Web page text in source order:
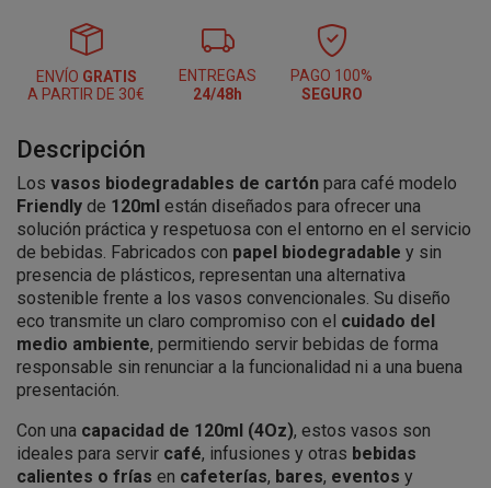
ENVÍO GRATIS
A PARTIR DE 30€
ENTREGAS
24/48h
PAGO 100%
SEGURO
Descripción
Los vasos biodegradables de cartón para café modelo
Friendly de 120ml están diseñados para ofrecer una
solución práctica y respetuosa con el entorno en el servicio
de bebidas. Fabricados con papel biodegradable y sin
presencia de plásticos, representan una alternativa
sostenible frente a los vasos convencionales. Su diseño
eco transmite un claro compromiso con el cuidado del
medio ambiente, permitiendo servir bebidas de forma
responsable sin renunciar a la funcionalidad ni a una buena
presentación.
Con una capacidad de 120ml (4Oz), estos vasos son
ideales para servir café, infusiones y otras bebidas
calientes o frías en cafeterías, bares, eventos y